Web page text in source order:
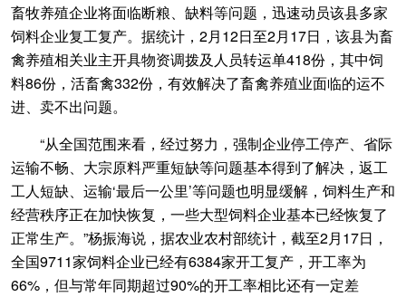
畜牧养殖企业将面临断粮、缺料等问题，迅速动员该县多家
饲料企业复工复产。据统计，2月12日至2月17日，该县为畜
禽养殖相关业主开具物资调拨及人员转运单418份，其中饲
料86份，活畜禽332份，有效解决了畜禽养殖业面临的运不
进、卖不出问题。
“从全国范围来看，经过努力，强制企业停工停产、省际
运输不畅、大宗原料严重短缺等问题基本得到了解决，返工
工人短缺、运输‘最后一公里’等问题也明显缓解，饲料生产和
经营秩序正在加快恢复，一些大型饲料企业基本已经恢复了
正常生产。”杨振海说，据农业农村部统计，截至2月17日，
全国9711家饲料企业已经有6384家开工复产，开工率为
66%，但与常年同期超过90%的开工率相比还有一定差